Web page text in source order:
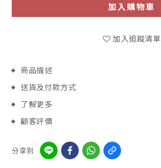
加入購物車
加入追蹤清單
商品描述
送貨及付款方式
了解更多
顧客評價
分享到